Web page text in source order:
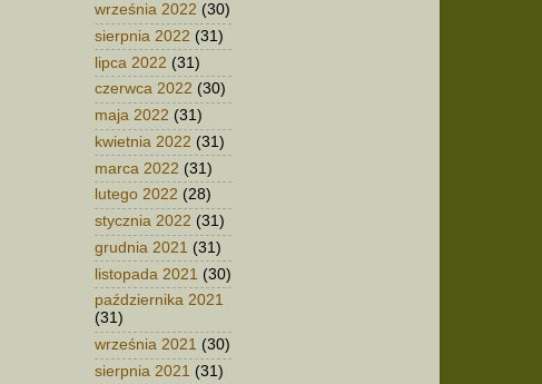
września 2022 (30)
sierpnia 2022 (31)
lipca 2022 (31)
czerwca 2022 (30)
maja 2022 (31)
kwietnia 2022 (31)
marca 2022 (31)
lutego 2022 (28)
stycznia 2022 (31)
grudnia 2021 (31)
listopada 2021 (30)
października 2021
(31)
września 2021 (30)
sierpnia 2021 (31)